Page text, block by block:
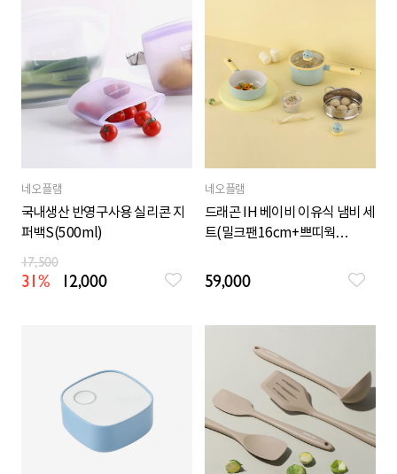
네오플램
국내생산 반영구사용 실리콘 지
퍼백S(500ml)
17,500
31% 12,000
네오플램
드래곤 IH 베이비 이유식 냄비 세
트(밀크팬16cm+쁘띠웍
59,000